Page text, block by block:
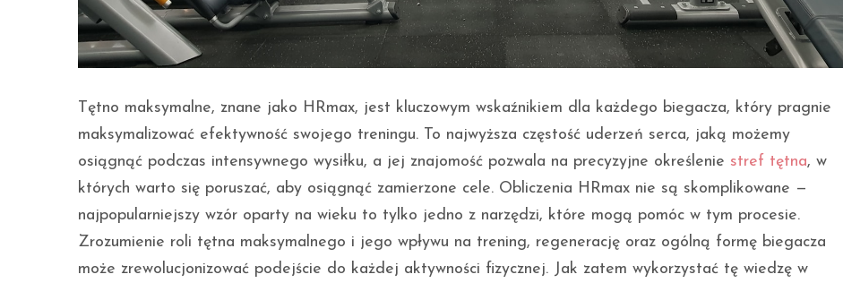
Tętno maksymalne, znane jako HRmax, jest kluczowym wskaźnikiem dla każdego biegacza, który pragnie
maksymalizować efektywność swojego treningu. To najwyższa częstość uderzeń serca, jaką możemy
osiągnąć podczas intensywnego wysiłku, a jej znajomość pozwala na precyzyjne określenie stref tętna, w
których warto się poruszać, aby osiągnąć zamierzone cele. Obliczenia HRmax nie są skomplikowane —
najpopularniejszy wzór oparty na wieku to tylko jedno z narzędzi, które mogą pomóc w tym procesie.
Zrozumienie roli tętna maksymalnego i jego wpływu na trening, regenerację oraz ogólną formę biegacza
może zrewolucjonizować podejście do każdej aktywności fizycznej. Jak zatem wykorzystać tę wiedzę w